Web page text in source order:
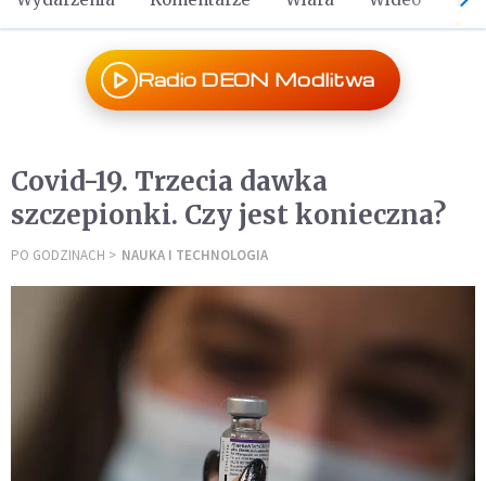
Radio DEON Modlitwa
Covid-19. Trzecia dawka
szczepionki. Czy jest konieczna?
PO GODZINACH NAUKA I TECHNOLOGIA